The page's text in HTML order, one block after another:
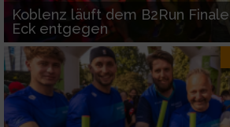
Koblenz läuft dem B2Run
Eck entgegen